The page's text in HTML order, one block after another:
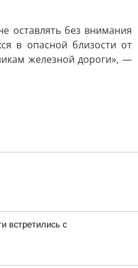
оставлять без внимания
в опасной близости от
железной дороги», —
встретились с